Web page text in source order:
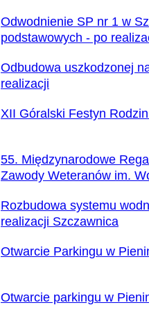
Odwodnienie SP nr 1 w
podstawowych - po
Odbudowa uszkodzonej
realizacji
XII Góralski Festyn
55. Międzynarodowe
Zawody Weteranów im.
Rozbudowa systemu
realizacji Szczawnica
Otwarcie Parkingu w
Otwarcie parkingu w